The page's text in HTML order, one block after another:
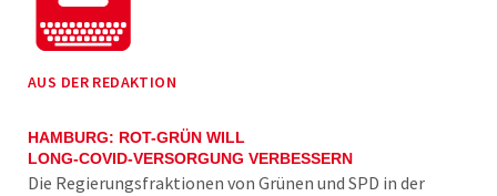
AUS DER REDAKTION
HAMBURG: ROT-GRÜN WILL
LONG-COVID-VERSORGUNG VERBESSERN
Die Regierungsfraktionen von Grünen und SPD in der